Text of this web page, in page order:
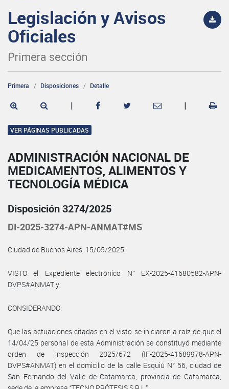
Legislación y Avisos
Oficiales
Primera sección
Primera Disposiciones Detalle
| |
VER PÁGINAS PUBLICADAS
ADMINISTRACIÓN NACIONAL DE
MEDICAMENTOS, ALIMENTOS Y
TECNOLOGÍA MÉDICA
Disposición 3274/2025
DI-2025-3274-APN-ANMAT#MS
Ciudad de Buenos Aires, 15/05/2025
VISTO el Expediente electrónico N° EX-2025-41680582-APN-
DVPS#ANMAT y;
CONSIDERANDO:
Que las actuaciones citadas en el visto se iniciaron a raíz de que el
14/04/25 personal de esta Administración se constituyó mediante
orden de inspección 2025/672 (IF-2025-41689978-APN-
DVPS#ANMAT) en el domicilio de la calle Esquiú N° 56, ciudad de
San Fernando del Valle de Catamarca, provincia de Catamarca,